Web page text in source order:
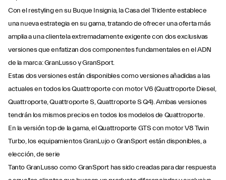
Con el restyling en su Buque Insignia, la Casa del Tridente establece
una nueva estrategia en su gama, tratando de ofrecer una oferta más
amplia a una clientela extremadamente exigente con dos exclusivas
versiones que enfatizan dos componentes fundamentales en el ADN
de la marca: GranLusso y GranSport.
Estas dos versiones están disponibles como versiones añadidas a las
actuales en todos los Quattroporte con motor V6 (Quattroporte Diesel,
Quattroporte, Quattroporte S, Quattroporte S Q4). Ambas versiones
tendrán los mismos precios en todos los modelos de Quattroporte.
En la versión top de la gama, el Quattroporte GTS con motor V8 Twin
Turbo, los equipamientos GranLujo o GranSport están disponibles, a
elección, de serie
Tanto GranLusso como GranSport has sido creadas para dar respuesta